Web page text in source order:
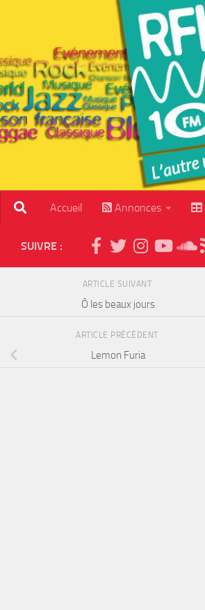
Accueil Annonces
SUIVRE :
ARTICLE SUIVANT
Ô les beaux jours
ARTICLE PRÉCÉDENT
Lemon Furia